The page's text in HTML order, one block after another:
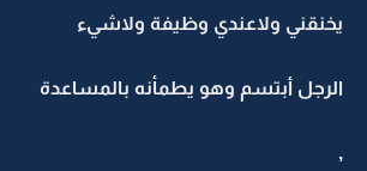
يخنقني ولاعندي وظيفة ولاشيء
الرجل أبتسم وهو يطمأنه بالمساعدة